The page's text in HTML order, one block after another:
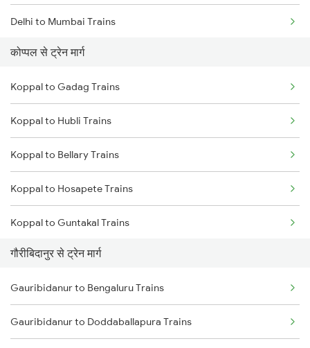
Delhi to Mumbai Trains
Mumbai to Pune Trains
Delhi to Jammu Trains
Mumbai to Delhi Trains
Mumbai to Goa Trains
Chennai to Coimbatore Trains
कोप्पल से ट्रेन मार्ग
Koppal to Gadag Trains
Koppal to Hubli Trains
Koppal to Bellary Trains
Koppal to Hosapete Trains
Koppal to Guntakal Trains
Koppal to Toranagallu Trains
Koppal to Tirupati Trains
Koppal to Rajampet Trains
गौरीबिदानुर से ट्रेन मार्ग
Gauribidanur to Bengaluru Trains
Gauribidanur to Doddaballapura Trains